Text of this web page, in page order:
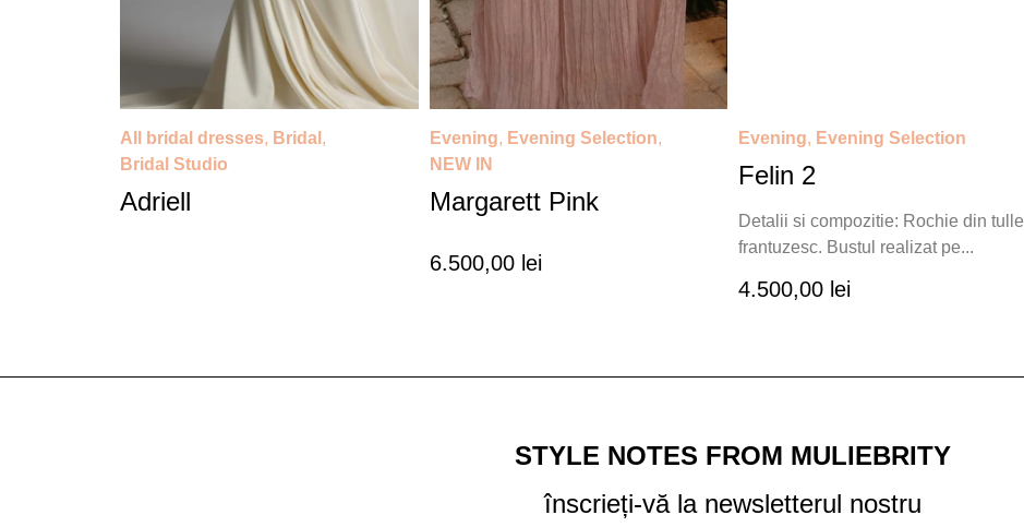
All bridal dresses, Bridal ,
Bridal Studio
Adriell
Evening, Evening Selection,
NEW IN
Margarett Pink
6.500,00 lei
Evening, Evening Selection
Felin 2
4.500,00 lei
Detalii si compozitie: Rochie din tulle
frantuzesc. Bustul realizat pe...
STYLE NOTES FROM MULIEBRITY
înscrieți-vă la newsletterul nostru